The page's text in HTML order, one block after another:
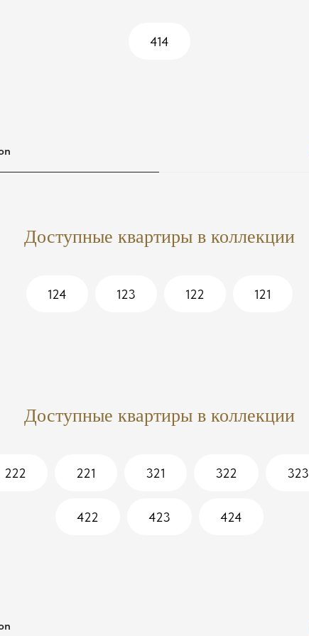
414
Доступные квартиры в коллекции
124 123 122 121
Доступные квартиры в коллекции
222 221 321 322 323
422 423 424